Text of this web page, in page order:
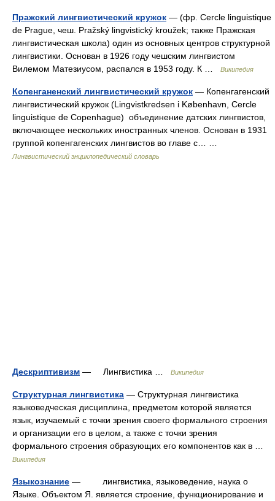
Пражский лингвистический кружок — (фр. Cercle linguistique
de Prague, чеш. Pražský lingvistický kroužek; также Пражская
лингвистическая школа) один из основных центров структурной
лингвистики. Основан в 1926 году чешским лингвистом
Вилемом Матезиусом, распался в 1953 году. К …
Википедия
Копенганенский лингвистический кружок — Копенгагенский
лингвистический кружок (Lingvistkredsen i København, Cercle
linguistique de Copenhague) объединение датских лингвистов,
включающее нескольких иностранных членов. Основан в 1931
группой копенгагенских лингвистов во главе с… …
Лингвистический энциклопедический словарь
Дескриптивизм — Лингвистика … Википедия
Структурная лингвистика — Структурная лингвистика
языковедческая дисциплина, предметом которой является
язык, изучаемый с точки зрения своего формального строения
и организации его в целом, а также с точки зрения
формального строения образующих его компонентов как в …
Википедия
Языкознание — лингвистика, языковедение, наука о
Языке. Объектом Я. является строение, функционирование и